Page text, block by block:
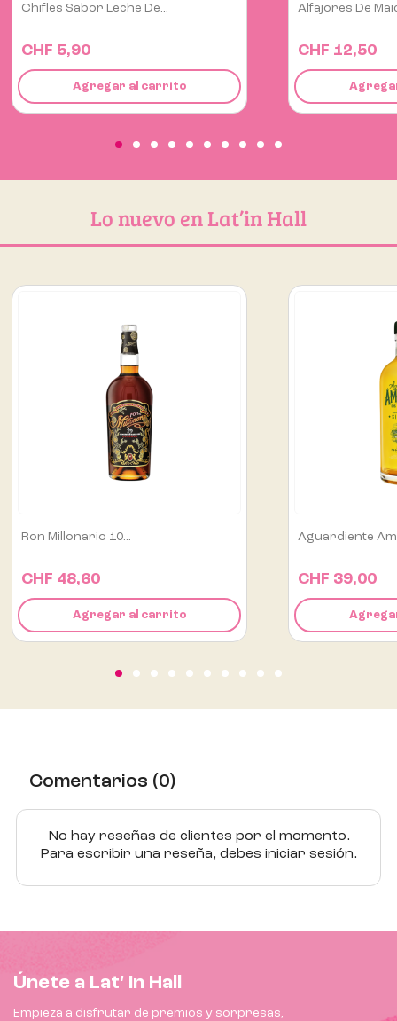
Alfajores De Maicena “La...
CHF 12,50
Agregar al carrito
Galletas Casino
CHF 6,30
Lo nuevo en Lat’in Hall
Aguardiente Amarillo De...
CHF 39,00
Agregar al carrito
Alipús San Luis
CHF 129,00
Comentarios (0)
No hay reseñas de clientes por el momento.
Para escribir una reseña, debes iniciar sesión.
Únete a Lat' in Hall
Empieza a disfrutar de premios y sorpresas,